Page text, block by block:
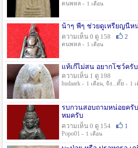
คนพหล - 1 เดือน
น้าๆ พี่ๆ ช่วยดูเหรียญนี้ห
ความเห็น 0 ดู 158
2
คนพหล - 1 เดือน
แท้เก๊ไม่สน อยากโชว์ครับ
ความเห็น 1 ดู 198
hudaark - 1 เดือน, จัง...ดั๊ย - 1
รบกวนสอบถามหน่อยครั
หมครับ
ความเห็น 0 ดู 154
1
Popo01 - 1 เดือน